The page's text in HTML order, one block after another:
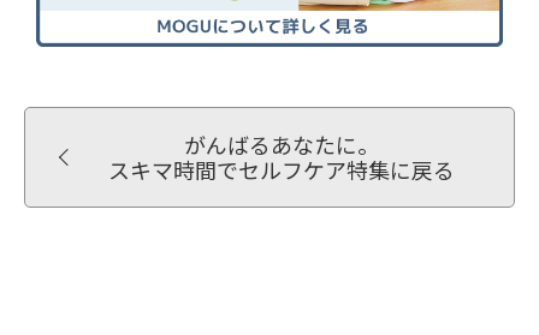
がんばるあなたに。
スキマ時間でセルフケア特集に戻る